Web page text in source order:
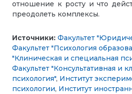
отношение к росту и что
преодолеть комплексы.
Источники: Факультет
Факультет "Психология
"Клиническая и специальная
Факультет "Консультативная и
психология", Институт
психологии, Институт